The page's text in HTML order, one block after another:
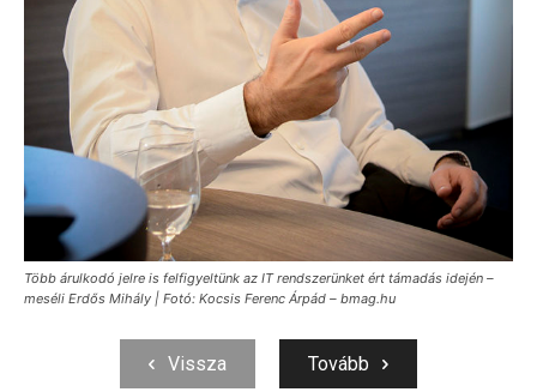
Több árulkodó jelre is felfigyeltünk az IT rendszerünket ért támadás idején –
meséli Erdős Mihály | Fotó: Kocsis Ferenc Árpád – bmag.hu
Vissza Tovább